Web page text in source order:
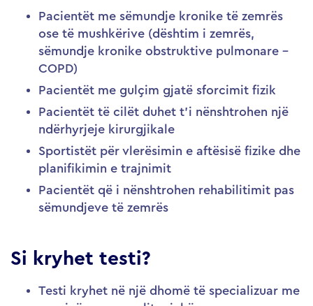
Pacientët me sëmundje kronike të zemrës
ose të mushkërive (dështim i zemrës,
sëmundje kronike obstruktive pulmonare –
COPD)
Pacientët me gulçim gjatë sforcimit fizik
Pacientët të cilët duhet t’i nënshtrohen një
ndërhyrjeje kirurgjikale
Sportistët për vlerësimin e aftësisë fizike dhe
planifikimin e trajnimit
Pacientët që i nënshtrohen rehabilitimit pas
sëmundjeve të zemrës
Si kryhet testi?
Testi kryhet në një dhomë të specializuar me